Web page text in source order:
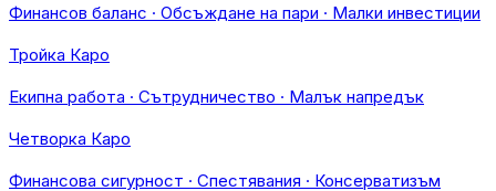
Финансов баланс · Обсъждане на пари · Малки инвестиции
Тройка Каро
Екипна работа · Сътрудничество · Малък напредък
Четворка Каро
Финансова сигурност · Спестявания · Консерватизъм